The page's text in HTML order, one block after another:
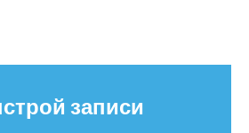
Контакты
записи